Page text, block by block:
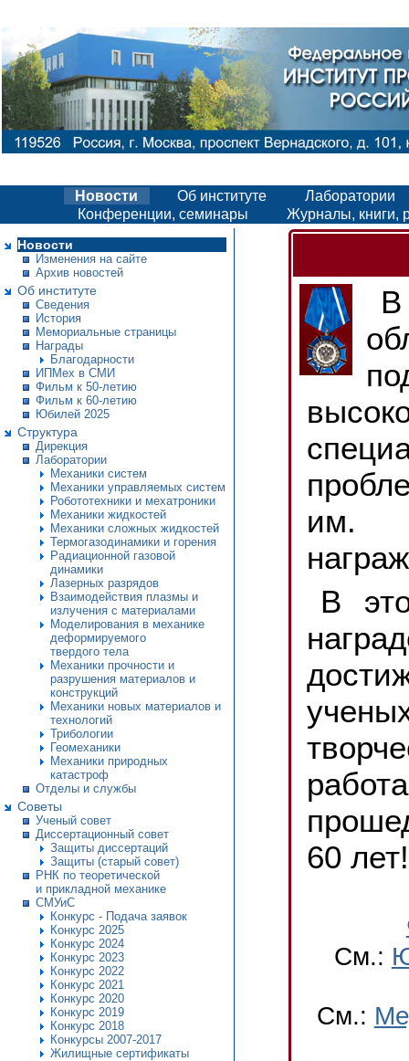
Новости Об институте
Лаборатории
Конференции, семинары
Журналы, книги,
Новости
Изменения на сайте
Архив новостей
Об институте
Сведения
История
Мемориальные страницы
Награды
Благодарности
ИПМех в СМИ
Фильм к 50-летию
Фильм к 60-летию
Юбилей 2025
Структура
Дирекция
Лаборатории
Механики систем
Механики управляемых систем
Робототехники и мехатроники
Механики жидкостей
Механики сложных жидкостей
Термогазодинамики и горения
Радиационной газовой
динамики
Лазерных разрядов
Взаимодействия плазмы и
излучения с материалами
Моделирования в механике
деформируемого
твердого тела
Механики прочности и
разрушения материалов и
конструкций
Механики новых материалов и
технологий
Трибологии
Геомеханики
Механики природных
катастроф
Отделы и службы
Советы
Ученый совет
Диссертационный совет
Защиты диссертаций
Защиты (старый совет)
РНК по теоретической
и прикладной механике
СМУиС
Конкурс - Подача заявок
Конкурс 2025
Конкурс 2024
Конкурс 2023
Конкурс 2022
Конкурс 2021
Конкурс 2020
Конкурс 2019
Конкурс 2018
Конкурсы 2007-2017
Жилищные сертификаты
им.
В
60 лет!
См.:
См.: